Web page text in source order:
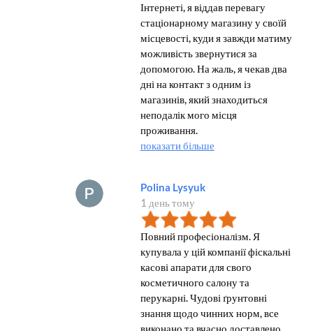
Інтернеті, я віддав перевагу
стаціонарному магазину у своїй
місцевості, куди я завжди матиму
можливість звернутися за
допомогою. На жаль, я чекав два
дні на контакт з одним із
магазинів, який знаходиться
неподалік мого місця
проживання.
показати більше
Polina Lysyuk
1 день тому
Повний професіоналізм. Я
купувала у цій компанії фіскальні
касові апарати для свого
косметичного салону та
перукарні. Чудові ґрунтовні
знання щодо чинних норм, все
виконано та вчасно доставлено.